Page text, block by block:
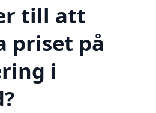
till att
priset på
i